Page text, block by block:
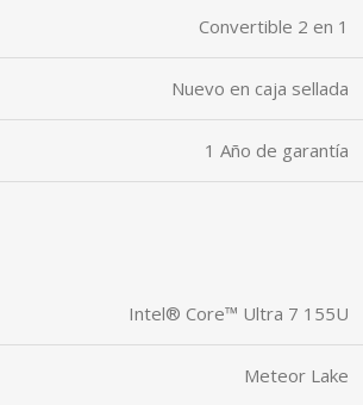
Convertible 2 en 1
Nuevo en caja sellada
1 Año de garantía
Intel® Core™ Ultra 7 155U
Meteor Lake